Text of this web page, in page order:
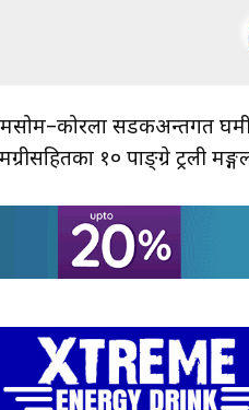
सडकअन्तर्गत
१० पाङ्ग्रे ट्रली